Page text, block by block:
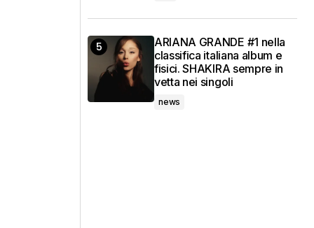
ARIANA GRANDE #1 nella
classifica italiana album e
fisici. SHAKIRA sempre in
vetta nei singoli
news